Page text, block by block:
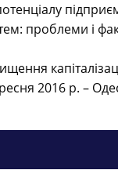
проблеми і
2016 р. –